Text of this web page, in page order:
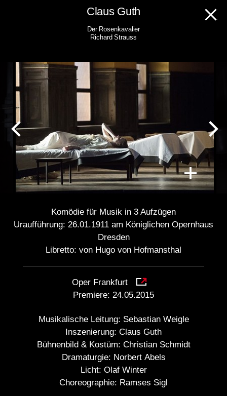
Claus Guth
Der Rosenkavalier
Richard Strauss
Komödie für Musik in 3 Aufzügen
Uraufführung: 26.01.1911 am Königlichen Opernhaus
Dresden
Libretto: von Hugo von Hofmansthal
Oper Frankfurt
Premiere: 24.05.2015
Musikalische Leitung: Sebastian Weigle
Inszenierung: Claus Guth
Bühnenbild & Kostüm: Christian Schmidt
Dramaturgie: Norbert Abels
Licht: Olaf Winter
Choreographie: Ramses Sigl